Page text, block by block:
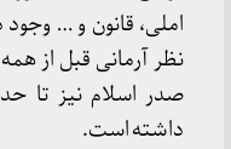
املی، قانون و … وجود
نظر آرمانی قبل از
صدر اسلام نیز تا
داشته است.